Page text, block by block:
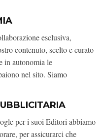
esclusiva,
contenuto, scelto e curato
in autonomia le
nel sito. Siamo
per i suoi Editori abbiamo
per assicurarci che